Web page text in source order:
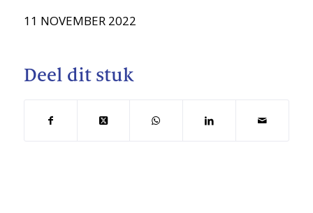
11 NOVEMBER 2022
Deel dit stuk